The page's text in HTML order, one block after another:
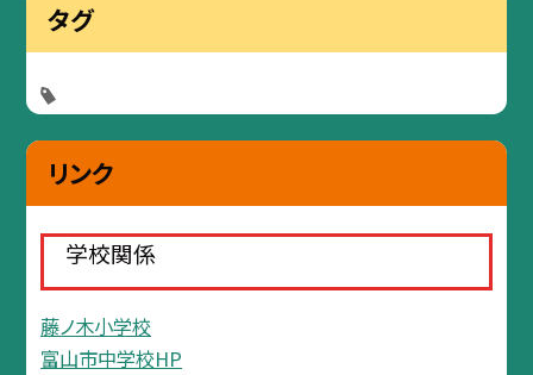
タグ
リンク
学校関係
藤ノ木小学校
富山市中学校HP